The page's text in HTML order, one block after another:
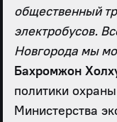
общественный
электробусов.
Новгорода мы
Бахромжон
политики
Министерства